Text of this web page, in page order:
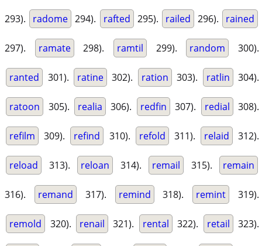
293). radome 294). rafted 295). railed 296). rained
297). ramate 298). ramtil 299). random 300).
ranted 301). ratine 302). ration 303). ratlin 304).
ratoon 305). realia 306). redfin 307). redial 308).
refilm 309). refind 310). refold 311). relaid 312).
reload 313). reloan 314). remail 315). remain
316). remand 317). remind 318). remint 319).
remold 320). renail 321). rental 322). retail 323).